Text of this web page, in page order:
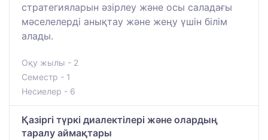
стратегияларын әзірлеу және осы саладағы
мәселелерді анықтау және жеңу үшін білім
алады.
Оқу жылы - 2
Семестр - 1
Несиелер - 6
Қазіргі түркі диалектілері және олардың
таралу аймақтары